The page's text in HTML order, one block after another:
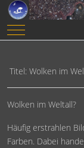
Mobile Menu
Titel: Wolken im
Wolken im Weltall?
Häufig erstrahlen
Farben. Dabei